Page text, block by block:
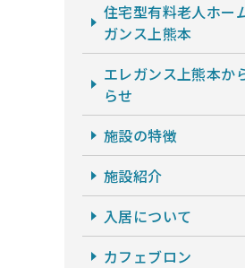
住宅型有料老人ホ
ガンス上熊本
エレガンス上熊本か
らせ
施設の特徴
施設紹介
入居について
カフェブロン